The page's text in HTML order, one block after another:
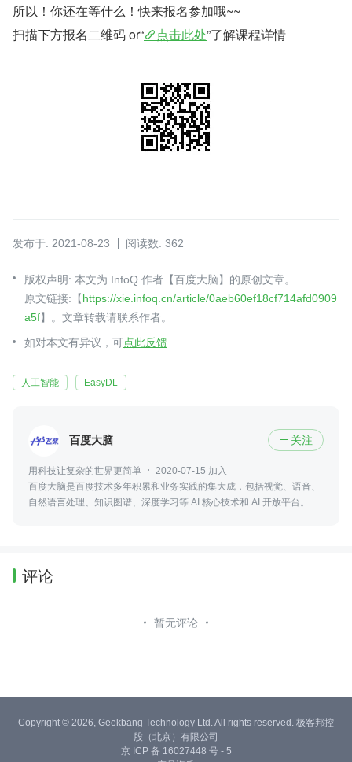
所以！你还在等什么！快来报名参加哦~~
扫描下方报名二维码 or“
点击此处”了解课程详情
发布于: 2021-08-23 阅读数: 362
版权声明: 本文为 InfoQ 作者【百度大脑】的原创文章。
原文链接:【https://xie.infoq.cn/article/0aeb60ef18cf714afd0909
a5f】。文章转载请联系作者。
如对本文有异议，可点此反馈
人工智能 EasyDL
百度大脑  关注
用科技让复杂的世界更简单
2020-07-15 加入
百度大脑是百度技术多年积累和业务实践的集大成，包括视觉、语音、
自然语言处理、知识图谱、深度学习等 AI 核心技术和 AI 开放平台。 即
评论
暂无评论
Copyright © 2026, Geekbang Technology Ltd. All rights reserved. 极客邦控
股（北京）有限公司
京 ICP 备 16027448 号 - 5